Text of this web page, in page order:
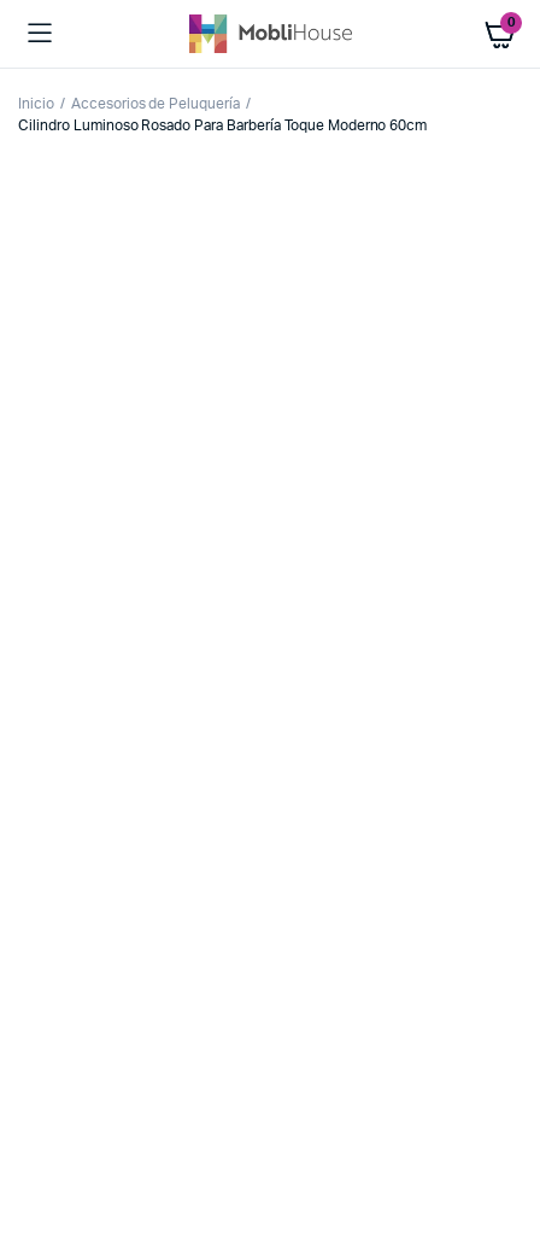
0
Inicio
Accesorios de Peluquería
Cilindro Luminoso Rosado Para Barbería Toque Moderno 60cm